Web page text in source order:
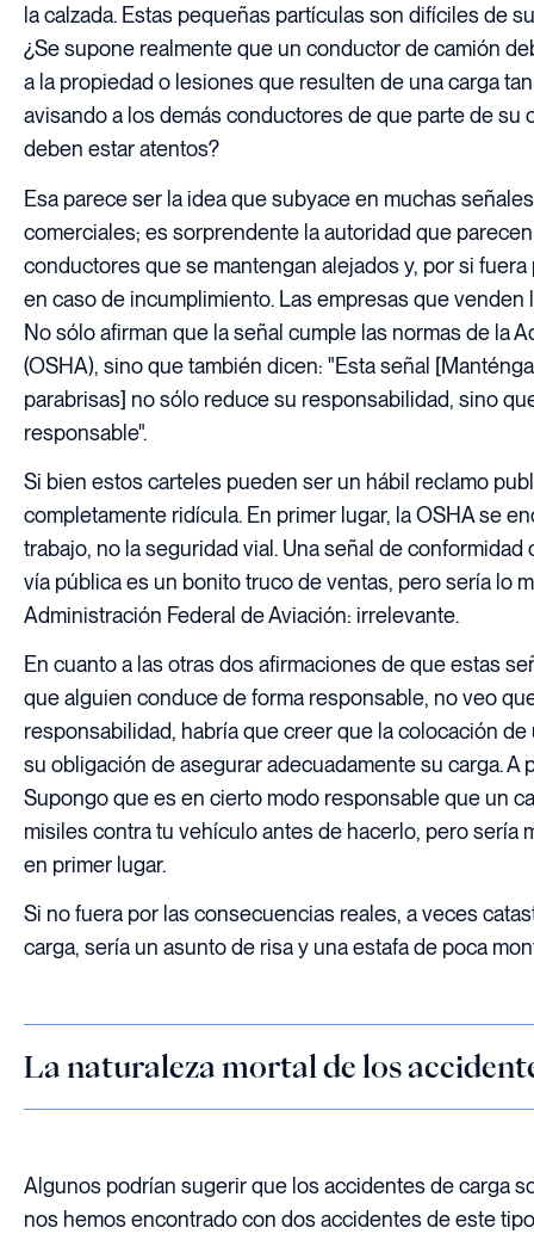
la calzada. Estas pequeñas partículas son difíciles de
¿Se supone realmente que un conductor de camión
a la propiedad o lesiones que resulten de una carga
avisando a los demás conductores de que parte de su
deben estar atentos?
Esa parece ser la idea que subyace en muchas
comerciales; es sorprendente la autoridad que
conductores que se mantengan alejados y, por si
en caso de incumplimiento. Las empresas que
No sólo afirman que la señal cumple las normas de la
(OSHA), sino que también dicen: "Esta señal
parabrisas] no sólo reduce su responsabilidad, sino
responsable".
Si bien estos carteles pueden ser un hábil reclamo
completamente ridícula. En primer lugar, la OSHA se
trabajo, no la seguridad vial. Una señal de
vía pública es un bonito truco de ventas, pero sería lo
Administración Federal de Aviación: irrelevante.
En cuanto a las otras dos afirmaciones de que estas
que alguien conduce de forma responsable, no veo
responsabilidad, habría que creer que la colocación
su obligación de asegurar adecuadamente su carga. A
Supongo que es en cierto modo responsable que un
misiles contra tu vehículo antes de hacerlo, pero sería
en primer lugar.
Si no fuera por las consecuencias reales, a veces
carga, sería un asunto de risa y una estafa de poca
La naturaleza mortal de los
Algunos podrían sugerir que los accidentes de carga
nos hemos encontrado con dos accidentes de este